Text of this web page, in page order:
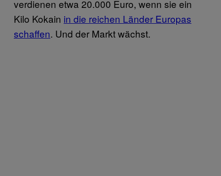
verdienen etwa 20.000 Euro, wenn sie ein
Kilo Kokain in die reichen Länder Europas
schaffen. Und der Markt wächst.